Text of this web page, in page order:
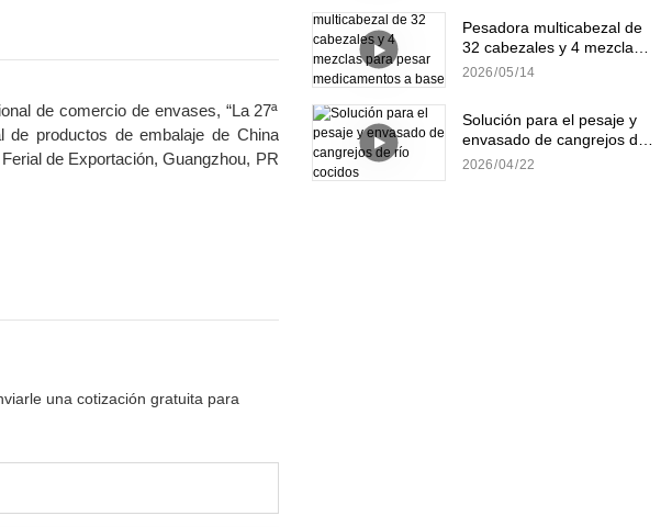
de comercio de envases, “La 27ª
de productos de embalaje de China
de Exportación, Guangzhou, PR
una cotización gratuita para
Pesadora multicabezal de
32 cabezales y 4 mezclas
para pesar medicamentos
2026 05 14
Solución para el pesaje y
envasado de cangrejos de
río cocidos
2026 04 22